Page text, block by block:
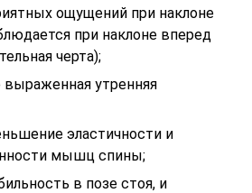
ощущений при наклоне
при наклоне вперед
черта);
выраженная утренняя
эластичности и
мышц спины;
в позе стоя, и